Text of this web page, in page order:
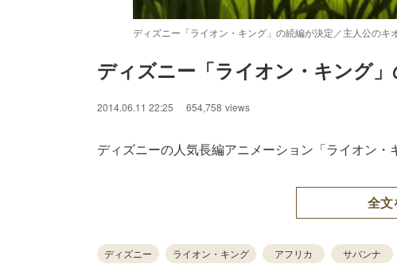
ディズニー「ライオン・キング」の続編が決定／主人公のキ
ディズニー「ライオン・キング
2014.06.11 22:25 654,758 views
ディズニーの人気長編アニメーション「ライオン・
全文
ディズニー ライオン・キング アフリカ サバンナ